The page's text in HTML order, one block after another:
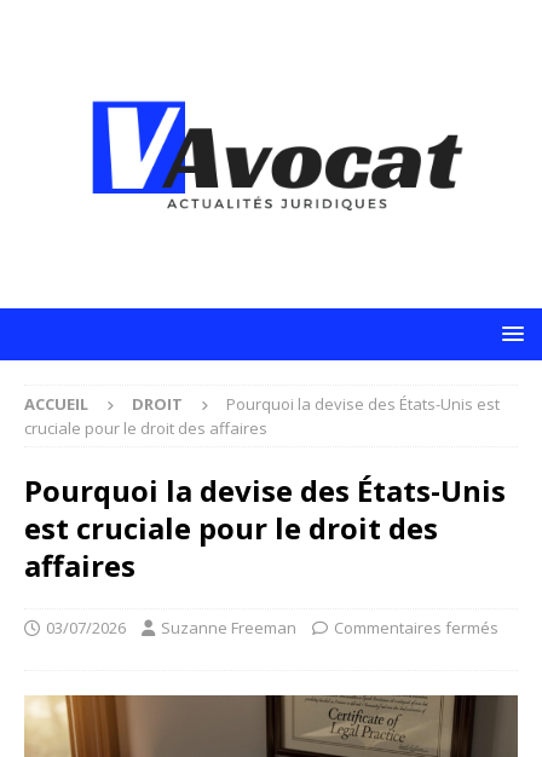
ACCUEIL DROIT
Pourquoi la devise des États-Unis est
cruciale pour le droit des affaires
Pourquoi la devise des États-Unis
est cruciale pour le droit des
affaires
03/07/2026 Suzanne Freeman Commentaires fermés